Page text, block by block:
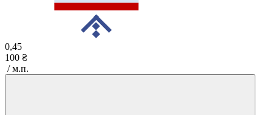
0,45
100 ₴
/ м.п.